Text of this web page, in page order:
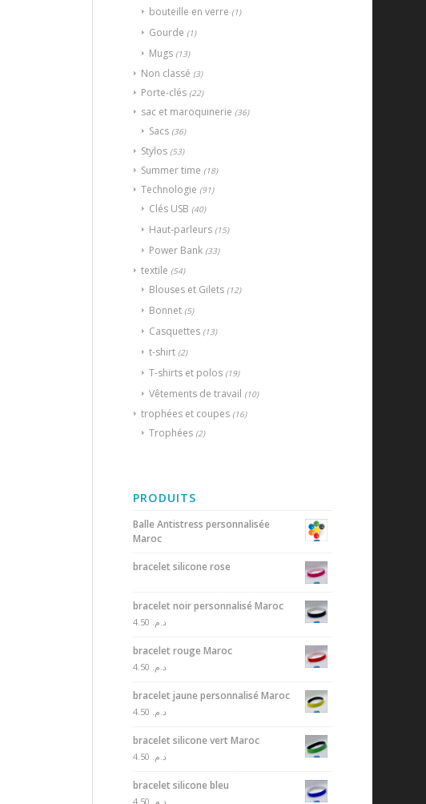
bouteille en verre (1)
Gourde (1)
Mugs (13)
Non classé (3)
Porte-clés (22)
sac et maroquinerie (36)
Sacs (36)
Stylos (53)
Summer time (18)
Technologie (91)
Clés USB (40)
Haut-parleurs (15)
Power Bank (33)
textile (54)
Blouses et Gilets (12)
Bonnet (5)
Casquettes (13)
t-shirt (2)
T-shirts et polos (19)
Vêtements de travail (10)
trophées et coupes (16)
Trophées (2)
PRODUITS
Balle Antistress personnalisée
Maroc
bracelet silicone rose
bracelet noir personnalisé Maroc
د.م.
bracelet rouge Maroc
د.م.
bracelet jaune personnalisé Maroc
د.م.
bracelet silicone vert Maroc
د.م.
bracelet silicone bleu
د.م.